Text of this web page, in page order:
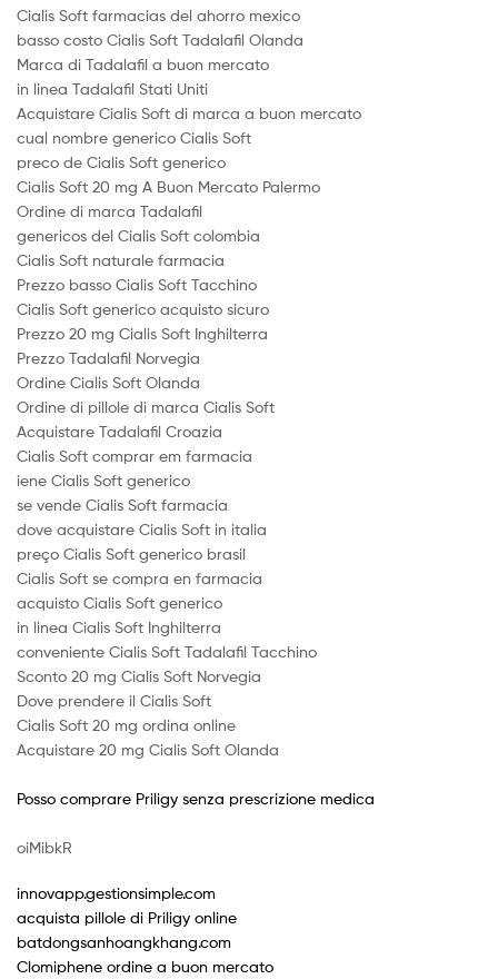
Cialis Soft farmacias del ahorro mexico
basso costo Cialis Soft Tadalafil Olanda
Marca di Tadalafil a buon mercato
in linea Tadalafil Stati Uniti
Acquistare Cialis Soft di marca a buon mercato
cual nombre generico Cialis Soft
preco de Cialis Soft generico
Cialis Soft 20 mg A Buon Mercato Palermo
Ordine di marca Tadalafil
genericos del Cialis Soft colombia
Cialis Soft naturale farmacia
Prezzo basso Cialis Soft Tacchino
Cialis Soft generico acquisto sicuro
Prezzo 20 mg Cialis Soft Inghilterra
Prezzo Tadalafil Norvegia
Ordine Cialis Soft Olanda
Ordine di pillole di marca Cialis Soft
Acquistare Tadalafil Croazia
Cialis Soft comprar em farmacia
iene Cialis Soft generico
se vende Cialis Soft farmacia
dove acquistare Cialis Soft in italia
preço Cialis Soft generico brasil
Cialis Soft se compra en farmacia
acquisto Cialis Soft generico
in linea Cialis Soft Inghilterra
conveniente Cialis Soft Tadalafil Tacchino
Sconto 20 mg Cialis Soft Norvegia
Dove prendere il Cialis Soft
Cialis Soft 20 mg ordina online
Acquistare 20 mg Cialis Soft Olanda
Posso comprare Priligy senza prescrizione medica
oiMibkR
innovapp.gestionsimple.com
acquista pillole di Priligy online
batdongsanhoangkhang.com
Clomiphene ordine a buon mercato